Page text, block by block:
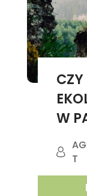
CZY
W
T